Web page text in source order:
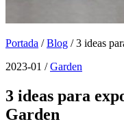
Portada /Blog /3 ideas
2023-01 /Garden
3 ideas para
Garden